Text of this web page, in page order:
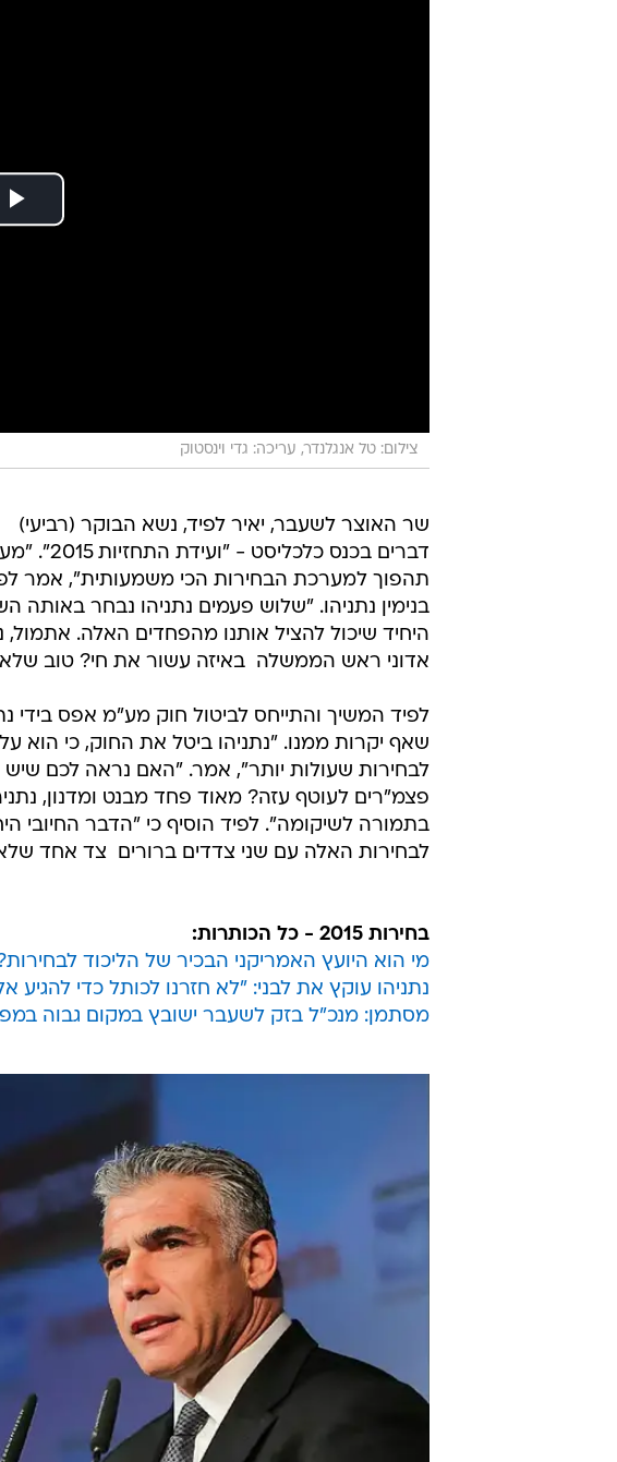
צילום: טל אנגלנדר, עריכה: גדי וינסטוק
שר האוצר לשעבר, יאיר לפיד, נשא הבוקר (רביעי)
דברים
תהפוך למערכת הבחירות הכי משמעותית", אמר
בנימין נתניהו. "שלוש פעמים נתניהו נבחר באותה
היחיד שיכול להציל אותנו מהפחדים האלה.
אדוני ראש הממשלה  באיזה עשור את חי? טוב
לפיד המשיך והתייחס לביטול חוק מע"מ אפס בידי
שאף יקרות ממנו. "נתניהו ביטל את החוק, כי הוא
לבחירות שעולות יותר", אמר. "האם נראה לכם
פצמ"רים לעוטף עזה? מאוד פחד מבנט ומדנון,
בתמורה לשיקומה". לפיד הוסיף כי "הדבר החיובי
לבחירות האלה עם שני צדדים ברורים  צד אחד
בחירות 2015 - כל הכותרות:
מי הוא היועץ האמריקני הבכיר של הליכוד
נתניהו עוקץ את לבני: "לא חזרנו לכותל כדי להגיע
מסתמן: מנכ"ל בזק לשעבר ישובץ במקום גבוה